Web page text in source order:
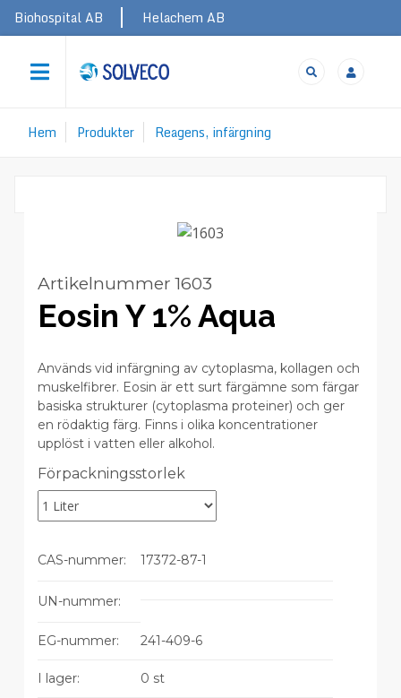
Skip
navigation
Topbar
Biohospital AB Helachem AB
account
Länkstig
Hem Produkter Reagens, infärgning
Artikelnummer 1603
Eosin Y 1% Aqua
Används vid infärgning av cytoplasma, kollagen och
muskelfibrer. Eosin är ett surt färgämne som färgar
basiska strukturer (cytoplasma proteiner) och ger
en rödaktig färg. Finns i olika koncentrationer
upplöst i vatten eller alkohol.
Variations
Förpackningsstorlek
CAS-nummer:
CAS-
17372-87-1
UN-nummer:
EG-nummer:
EG-
241-409-6
I lager: 0 st